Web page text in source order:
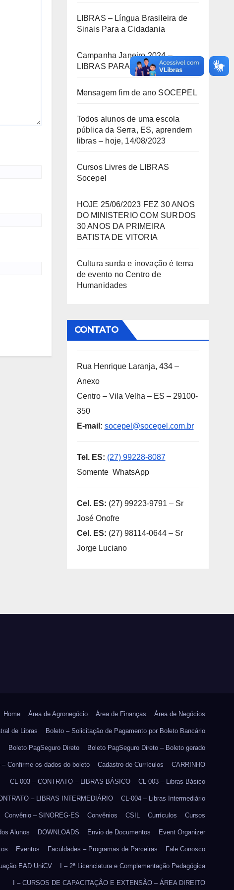
LIBRAS – Língua Brasileira de
Sinais Para a Cidadania
Campanha Janeiro 2024 –
LIBRAS PARA TODA VIDA!
Mensagem fim de ano SOCEPEL
Todos alunos de uma escola
pública da Serra, ES, aprendem
libras – hoje, 14/08/2023
Cursos Livres de LIBRAS
Socepel
HOJE 25/06/2023 FEZ 30 ANOS
DO MINISTERIO COM SURDOS
30 ANOS DA PRIMEIRA
BATISTA DE VITORIA
Cultura surda e inovação é tema
de evento no Centro de
Humanidades
CONTATO
Rua Henrique Laranja, 434 –
Anexo
Centro – Vila Velha – ES – 29100-
350
E-mail: socepel@socepel.com.br
Tel. ES: (27) 99228-8087
Somente WhatsApp
Cel. ES: (27) 99223-9791 – Sr
José Onofre
Cel. ES: (27) 98114-0644 – Sr
Jorge Luciano
Home Área de Agronegócio Área de Finanças Área de Negócios
de Libras Boleto – Solicitação de Pagamento por Boleto Bancário
Boleto PagSeguro Direto Boleto PagSeguro Direto – Boleto gerado
Confirme os dados do boleto Cadastro de Currículos CARRINHO
CL-003 – CONTRATO – LIBRAS BÁSICO CL-003 – Libras Básico
– LIBRAS INTERMEDIÁRIO CL-004 – Libras Intermediário
Convênio – SINOREG-ES Convênios CSIL Currículos Cursos
Alunos DOWNLOADS Envio de Documentos Event Organizer
Eventos Faculdades – Programas de Parceiras Fale Conosco
EAD UniCV I – 2ª Licenciatura e Complementação Pedagógica
I – CURSOS DE CAPACITAÇÃO E EXTENSÃO – ÁREA DIREITO